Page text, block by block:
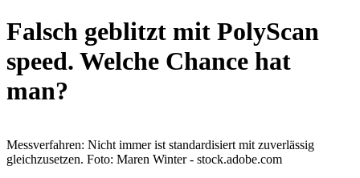
Falsch geblitzt mit PolyScan
speed. Welche Chance hat
man?
Messverfahren: Nicht immer ist standardisiert mit zuverlässig
gleichzusetzen. Foto: Maren Winter - stock.adobe.com